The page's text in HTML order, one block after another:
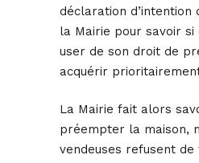
déclaration d’intention
la Mairie pour savoir si
user de son droit de
acquérir
La Mairie fait alors
préempter la maison,
vendeuses refusent